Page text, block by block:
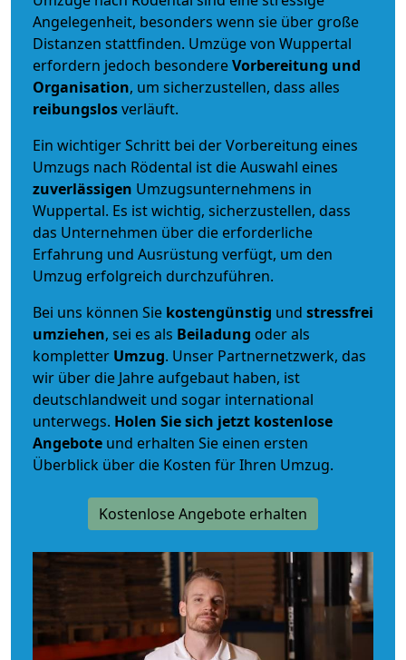
Angelegenheit, besonders wenn sie über große
Distanzen stattfinden. Umzüge von Wuppertal
erfordern jedoch besondereVorbereitung und
Organisation, um sicherzustellen, dass alles
reibungslosverläuft.
Ein wichtiger Schritt bei der Vorbereitung eines
Umzugs nach Rödental ist die Auswahl eines
zuverlässigen Umzugsunternehmens in
Wuppertal. Es ist wichtig, sicherzustellen, dass
das Unternehmen über die erforderliche
Erfahrung und Ausrüstung verfügt, um den
Umzug erfolgreich durchzuführen.
Bei uns können Sie kostengünstig und stressfrei
umziehen, sei es als Beiladung oder als
kompletter Umzug. Unser Partnernetzwerk, das
wir über die Jahre aufgebaut haben, ist
deutschlandweit und sogar international
unterwegs. Holen Sie sich jetzt kostenlose
Angebote und erhalten Sie einen ersten
Überblick über die Kosten für Ihren Umzug.
Kostenlose Angebote erhalten